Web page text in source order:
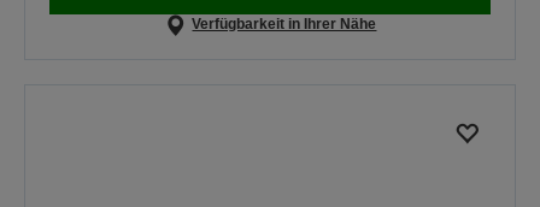
Verfügbarkeit in Ihrer Nähe